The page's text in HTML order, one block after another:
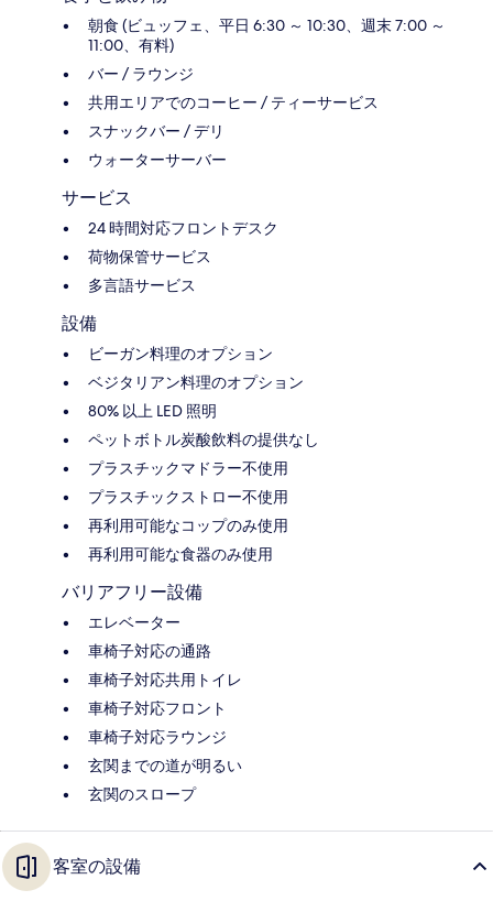
朝食 (ビュッフェ、平日 6:30 ～ 10:30、週末 7:00 ～
11:00、有料)
バー / ラウンジ
共用エリアでのコーヒー / ティーサービス
スナックバー / デリ
ウォーターサーバー
サービス
24 時間対応フロントデスク
荷物保管サービス
多言語サービス
設備
ビーガン料理のオプション
ベジタリアン料理のオプション
80% 以上 LED 照明
ペットボトル炭酸飲料の提供なし
プラスチックマドラー不使用
プラスチックストロー不使用
再利用可能なコップのみ使用
再利用可能な食器のみ使用
バリアフリー設備
エレベーター
車椅子対応の通路
車椅子対応共用トイレ
車椅子対応フロント
車椅子対応ラウンジ
玄関までの道が明るい
玄関のスロープ
客室の設備